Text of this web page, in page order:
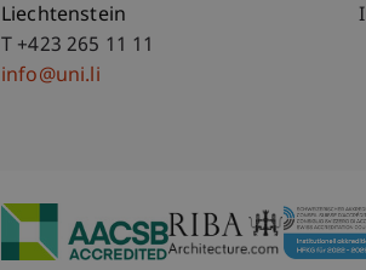
Liechtenstein
T +423 265 11 11
info@uni.li